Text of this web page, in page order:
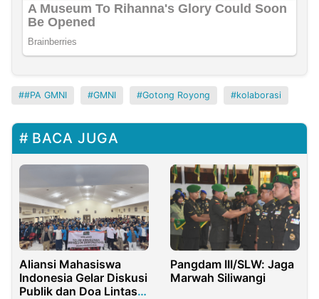
#PA GMNI GMNI Gotong Royong kolaborasi
BACA JUGA
Aliansi Mahasiswa
Indonesia Gelar Diskusi
Publik dan Doa Lintas
Pangdam III/SLW: Jaga
Marwah Siliwangi